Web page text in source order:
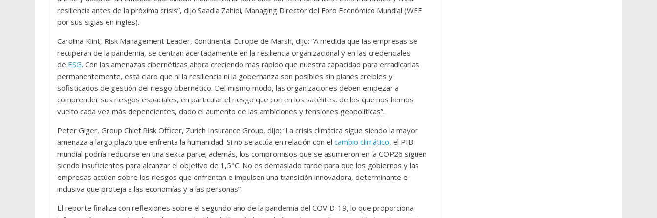
resiliencia antes de la próxima crisis”, dijo Saadia Zahidi, Managing Director del Foro Económico Mundial (WEF
por sus siglas en inglés).
Carolina Klint, Risk Management Leader, Continental Europe de Marsh, dijo: “A medida que las empresas se
recuperan de la pandemia, se centran acertadamente en la resiliencia organizacional y en las credenciales
de ESG. Con las amenazas cibernéticas ahora creciendo más rápido que nuestra capacidad para erradicarlas
permanentemente, está claro que ni la resiliencia ni la gobernanza son posibles sin planes creíbles y
sofisticados de gestión del riesgo cibernético. Del mismo modo, las organizaciones deben empezar a
comprender sus riesgos espaciales, en particular el riesgo que corren los satélites, de los que nos hemos
vuelto cada vez más dependientes, dado el aumento de las ambiciones y tensiones geopolíticas”.
Peter Giger, Group Chief Risk Officer, Zurich Insurance Group, dijo: “La crisis climática sigue siendo la mayor
amenaza a largo plazo que enfrenta la humanidad. Si no se actúa en relación con el cambio climático, el PIB
mundial podría reducirse en una sexta parte; además, los compromisos que se asumieron en la COP26 siguen
siendo insuficientes para alcanzar el objetivo de 1,5°C. No es demasiado tarde para que los gobiernos y las
empresas actúen sobre los riesgos que enfrentan e impulsen una transición innovadora, determinante e
inclusiva que proteja a las economías y a las personas”.
El reporte finaliza con reflexiones sobre el segundo año de la pandemia del COVID-19, lo que proporciona